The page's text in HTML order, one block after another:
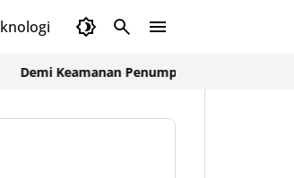
Olahraga
Keamanan Penumpang, ASDP Terapkan